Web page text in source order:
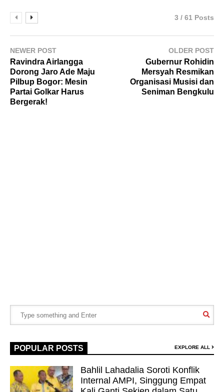
3 / 61 Posts
NEWER POST
Ravindra Airlangga
Dorong Jaro Ade Maju
Pilbup Bogor: Mesin
Partai Golkar Harus
Bergerak!
OLDER POST
Gubernur Rohidin
Mersyah Resmikan
Organisasi Musisi dan
Seniman Bengkulu
POPULAR POSTS EXPLORE ALL
Bahlil Lahadalia Soroti Konflik
Internal AMPI, Singgung Empat